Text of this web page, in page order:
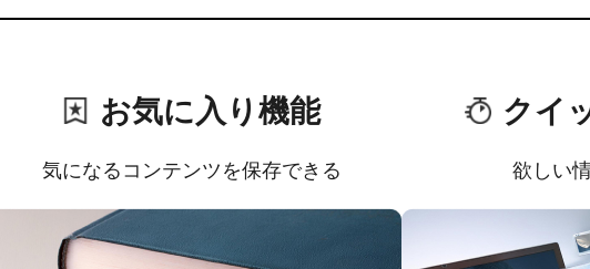
お気に入り機能
気になるコンテンツを保存できる
クイ
欲しい